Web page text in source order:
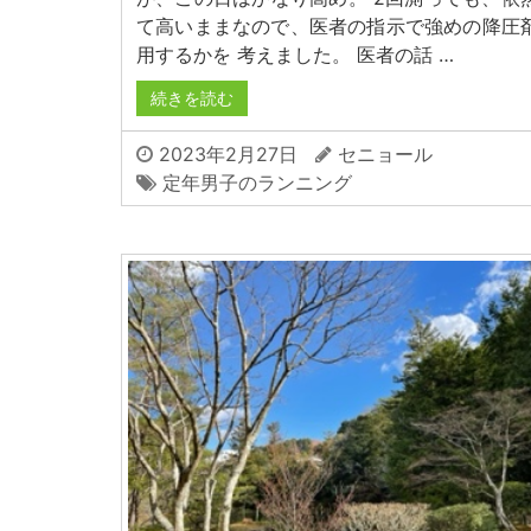
て高いままなので、医者の指示で強めの降圧
用するかを 考えました。 医者の話 …
続きを読む
2023年2月27日
セニョール
定年男子のランニング